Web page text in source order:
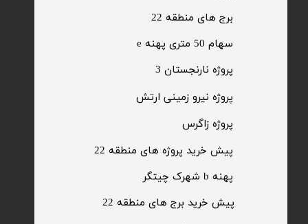
پیش خرید برج های منطقه 22
​سهام 50 متری پهنه e
پهنه b شهرک چیتگر
برج های منطقه 22
پیش خرید پروژه های منطقه 22
​پروژه زاگرس
​پروژه نیرو زمینی ارتش
​پروژه نارنجستان 3